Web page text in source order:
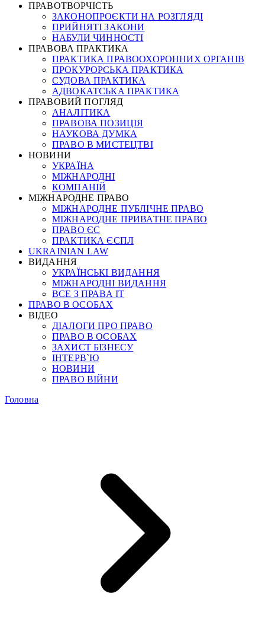
ПРАВОТВОРЧІСТЬ
ЗАКОНОПРОЄКТИ НА РОЗГЛЯДІ
ПРИЙНЯТІ ЗАКОНИ
НАБУЛИ ЧИННОСТІ
ПРАВОВА ПРАКТИКА
ПРАКТИКА ПРАВООХОРОННИХ ОРГАНІВ
ПРОКУРОРСЬКА ПРАКТИКА
СУДОВА ПРАКТИКА
АДВОКАТСЬКА ПРАКТИКА
ПРАВОВИЙ ПОГЛЯД
АНАЛІТИКА
ПРАВОВА ПОЗИЦІЯ
НАУКОВА ДУМКА
ПРАВО В МИСТЕЦТВІ
НОВИНИ
УКРАЇНА
МІЖНАРОДНІ
КОМПАНІЙ
МІЖНАРОДНЕ ПРАВО
МІЖНАРОДНЕ ПУБЛІЧНЕ ПРАВО
МІЖНАРОДНЕ ПРИВАТНЕ ПРАВО
ПРАВО ЄС
ПРАКТИКА ЄСПЛ
UKRAINIAN LAW
ВИДАННЯ
УКРАЇНСЬКІ ВИДАННЯ
МІЖНАРОДНІ ВИДАННЯ
ВСЕ З ПРАВА ІТ
ПРАВО В ОСОБАХ
ВІДЕО
ДІАЛОГИ ПРО ПРАВО
ПРАВО В ОСОБАХ
ЗАХИСТ БІЗНЕСУ
ІНТЕРВ`Ю
НОВИНИ
ПРАВО ВІЙНИ
Головна